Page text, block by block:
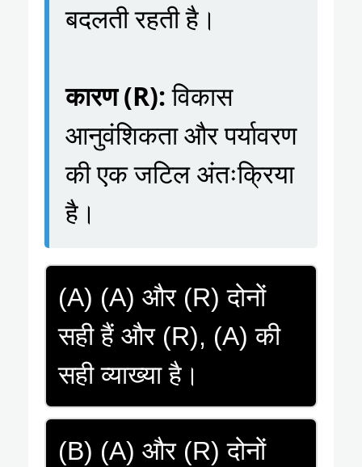
बदलती रहती है।
कारण (R):विकास
आनुवंशिकता और पर्यावरण
की एक जटिल अंतःक्रिया
है।
(A) (A) और (R) दोनों
सही हैं और (R), (A) की
सही व्याख्या है।
(B) (A) और (R) दोनों